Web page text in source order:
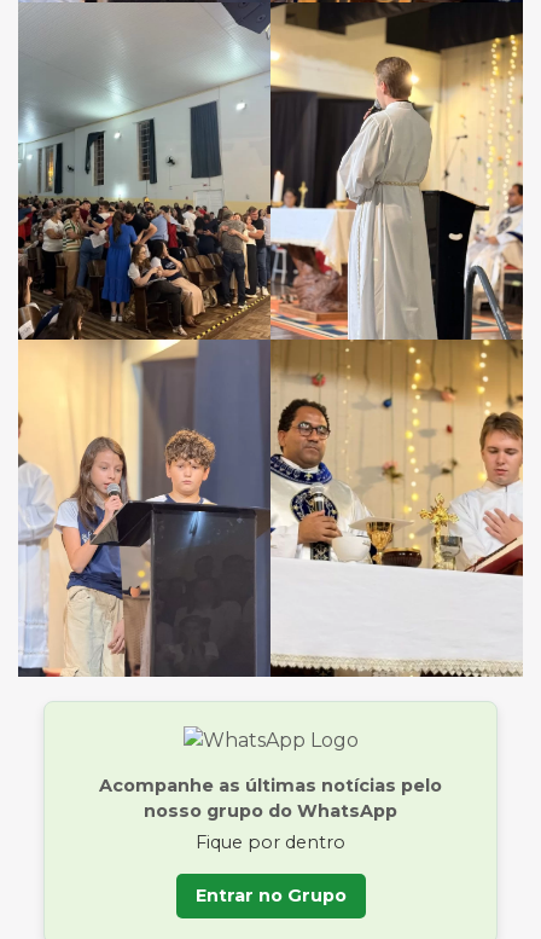
Acompanhe as últimas notícias pelo
nosso grupo do WhatsApp
Fique por dentro
Entrar no Grupo